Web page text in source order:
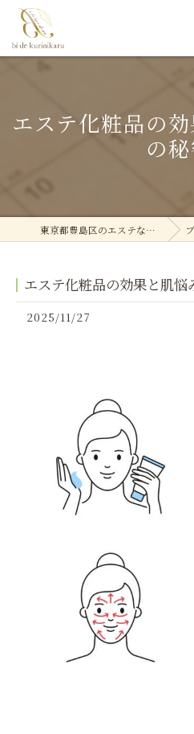
エステ化粧品の
の
東京都豊島区のエステなら美deクリニカル ブログ
エステ化粧品の効果と肌悩
2025/11/27